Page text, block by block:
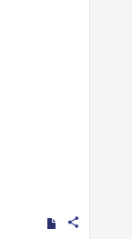
share